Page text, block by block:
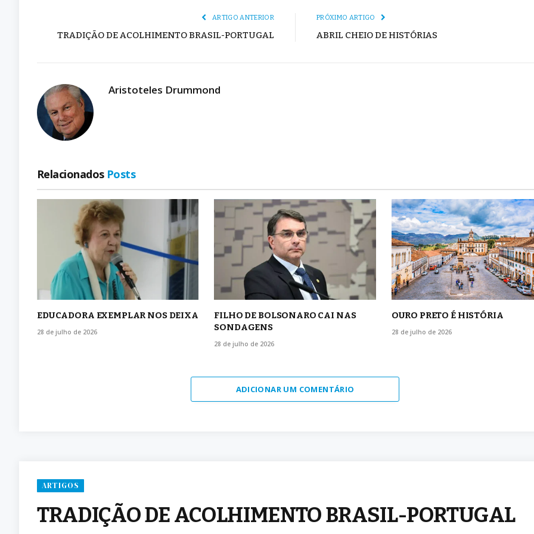
ARTIGO ANTERIOR
TRADIÇÃO DE ACOLHIMENTO BRASIL-PORTUGAL
PRÓXIMO ARTIGO
ABRIL CHEIO DE HISTÓRIAS
Aristoteles Drummond
Relacionados Posts
EDUCADORA EXEMPLAR NOS DEIXA
28 de julho de 2026
FILHO DE BOLSONARO CAI NAS
SONDAGENS
28 de julho de 2026
OURO PRETO É HISTÓRIA
28 de julho de 2026
ADICIONAR UM COMENTÁRIO
ARTIGOS
TRADIÇÃO DE ACOLHIMENTO BRASIL-PORTUGAL